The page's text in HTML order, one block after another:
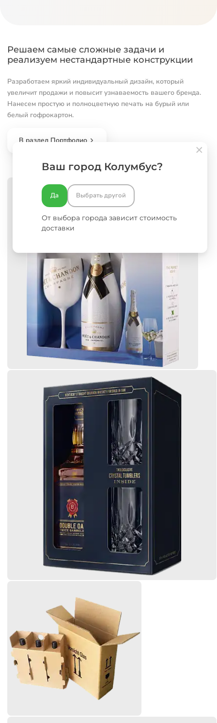
Решаем самые сложные задачи и
реализуем нестандартные конструкции
Разработаем яркий индивидуальный дизайн, который
увеличит продажи и повысит узнаваемость вашего бренда.
Нанесем простую и полноцветную печать на бурый или
белый гофрокартон.
В раздел Портфолио
Ваш город Колумбус?
Да Выбрать другой
От выбора города зависит стоимость
доставки